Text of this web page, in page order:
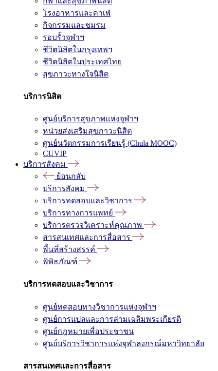
โรงอาหารและคาเฟ่
กิจกรรมและชมรม
รอบรั้วจุฬาฯ
ชีวิตนิสิตในกรุงเทพฯ
ชีวิตนิสิตในประเทศไทย
สุขภาวะทางใจนิสิต
บริการนิสิต
ศูนย์บริการสุขภาพแห่งจุฬาฯ
หน่วยส่งเสริมสุขภาวะนิสิต
ศูนย์นวัตกรรมการเรียนรู้ (Chula MOOC)
CUVIP
บริการสังคม
ย้อนกลับ
บริการสังคม
บริการทดสอบและวิชาการ
บริการทางการแพทย์
บริการตรวจวิเคราะห์คุณภาพ
สารสนเทศและการสื่อสาร
พื้นที่สร้างสรรค์
พิพิธภัณฑ์
บริการทดสอบและวิชาการ
ศูนย์ทดสอบทางวิชาการแห่งจุฬาฯ
ศูนย์การแปลและการล่ามเฉลิมพระเกียรติ
ศูนย์กฎหมายเพื่อประชาชน
ศูนย์บริการวิชาการแห่งจุฬาลงกรณ์มหาวิทยาลัย
สารสนเทศและการสื่อสาร